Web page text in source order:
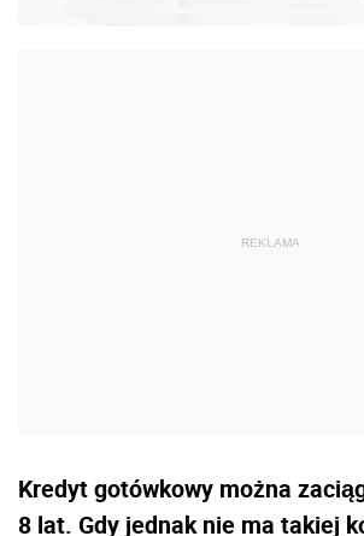
Kredyt gotówkowy można
8 lat. Gdy jednak nie ma takiej